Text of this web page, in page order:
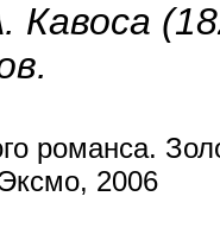
Кавоса
романса.
2006